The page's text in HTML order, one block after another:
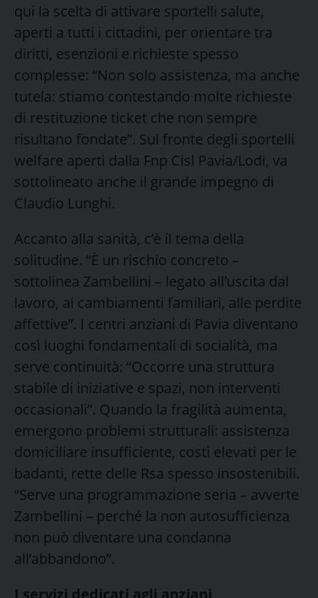
qui la scelta di attivare sportelli salute,
aperti a tutti i cittadini, per orientare tra
diritti, esenzioni e richieste spesso
complesse: “Non solo assistenza, ma anche
tutela: stiamo contestando molte richieste
di restituzione ticket che non sempre
risultano fondate”. Sul fronte degli sportelli
welfare aperti dalla Fnp Cisl Pavia/Lodi, va
sottolineato anche il grande impegno di
Claudio Lunghi.
Accanto alla sanità, c’è il tema della
solitudine. “È un rischio concreto –
sottolinea Zambellini – legato all’uscita dal
lavoro, ai cambiamenti familiari, alle perdite
affettive”. I centri anziani di Pavia diventano
così luoghi fondamentali di socialità, ma
serve continuità: “Occorre una struttura
stabile di iniziative e spazi, non interventi
occasionali”. Quando la fragilità aumenta,
emergono problemi strutturali: assistenza
domiciliare insufficiente, costi elevati per le
badanti, rette delle Rsa spesso insostenibili.
“Serve una programmazione seria – avverte
Zambellini – perché la non autosufficienza
non può diventare una condanna
all’abbandono”.
I servizi dedicati agli anziani